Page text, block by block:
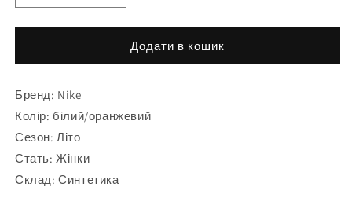
кількість
для
Nike
One
CN9676-
кількість
для
Тапочки
Nike
CN9676-
Додати в кошик
Бренд: Nike
Колір: білий/оранжевий
Сезон: Літо
Стать: Жінки
Склад: Синтетика